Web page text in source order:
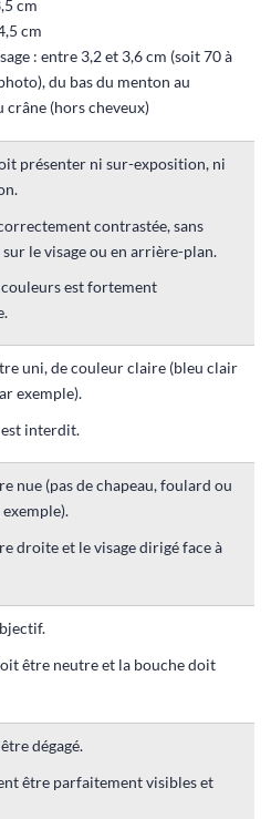
cm
cm
: entre 3,2 et 3,6 cm (soit 70 à
du bas du menton au
crâne (hors cheveux)
présenter ni sur-exposition, ni
contrastée, sans
le visage ou en arrière-plan.
est fortement
uni, de couleur claire (bleu clair
exemple).
interdit.
nue (pas de chapeau, foulard ou
droite et le visage dirigé face à
être neutre et la bouche doit
dégagé.
être parfaitement visibles et